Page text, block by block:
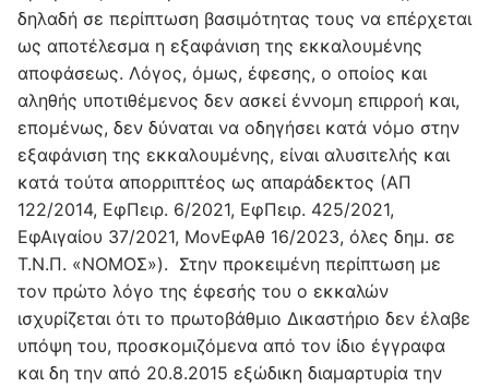
δηλαδή σε περίπτωση βασιμότητας τους να επέρχεται
ως αποτέλεσμα η εξαφάνιση της εκκαλουμένης
αποφάσεως. Λόγος, όμως, έφεσης, ο οποίος και
αληθής υποτιθέμενος δεν ασκεί έννομη επιρροή και,
επομένως, δεν δύναται να οδηγήσει κατά νόμο στην
εξαφάνιση της εκκαλουμένης, είναι αλυσιτελής και
κατά τούτα απορριπτέος ως απαράδεκτος (ΑΠ
122/2014, ΕφΠειρ. 6/2021, ΕφΠειρ. 425/2021,
ΕφΑιγαίου 37/2021, ΜονΕφΑθ 16/2023, όλες δημ. σε
Τ.Ν.Π. «ΝΟΜΟΣ»). Στην προκειμένη περίπτωση με
τον πρώτο λόγο της έφεσής του ο εκκαλών
ισχυρίζεται ότι το πρωτοβάθμιο Δικαστήριο δεν έλαβε
υπόψη του, προσκομιζόμενα από τον ίδιο έγγραφα
και δη την από 20.8.2015 εξώδικη διαμαρτυρία την